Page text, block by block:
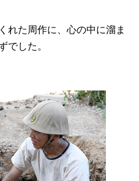
れた周作に、心の中に溜ま
でした。